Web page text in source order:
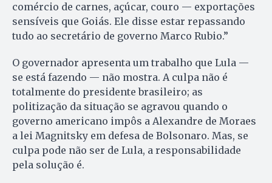
comércio de carnes, açúcar, couro — exportações
sensíveis que Goiás. Ele disse estar repassando
tudo ao secretário de governo Marco Rubio.”
O governador apresenta um trabalho que Lula —
se está fazendo — não mostra. A culpa não é
totalmente do presidente brasileiro; as
politização da situação se agravou quando o
governo americano impôs a Alexandre de Moraes
a lei Magnitsky em defesa de Bolsonaro. Mas, se
culpa pode não ser de Lula, a responsabilidade
pela solução é.